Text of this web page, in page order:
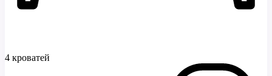
4 кроватей